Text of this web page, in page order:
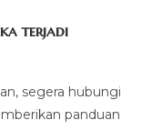
terjadi
segera hubungi
panduan